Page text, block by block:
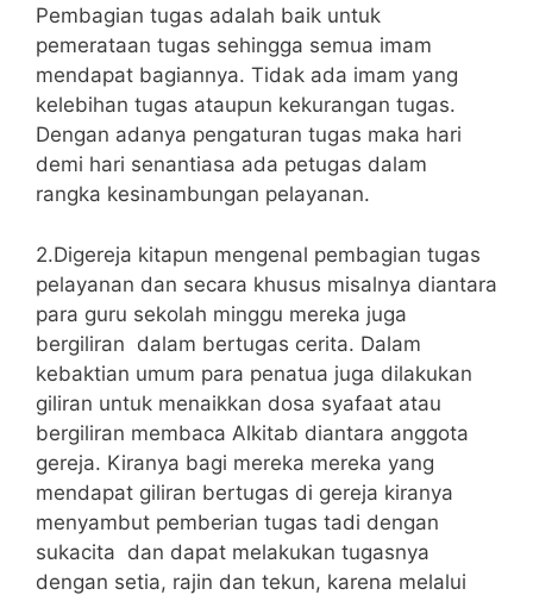
Pembagian tugas adalah baik untuk
pemerataan tugas sehingga semua imam
mendapat bagiannya. Tidak ada imam yang
kelebihan tugas ataupun kekurangan tugas.
Dengan adanya pengaturan tugas maka hari
demi hari senantiasa ada petugas dalam
rangka kesinambungan pelayanan.
2.Digereja kitapun mengenal pembagian tugas
pelayanan dan secara khusus misalnya diantara
para guru sekolah minggu mereka juga
bergiliran dalam bertugas cerita. Dalam
kebaktian umum para penatua juga dilakukan
giliran untuk menaikkan dosa syafaat atau
bergiliran membaca Alkitab diantara anggota
gereja. Kiranya bagi mereka mereka yang
mendapat giliran bertugas di gereja kiranya
menyambut pemberian tugas tadi dengan
sukacita dan dapat melakukan tugasnya
dengan setia, rajin dan tekun, karena melalui